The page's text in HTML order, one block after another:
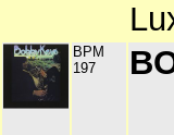
BPM
197